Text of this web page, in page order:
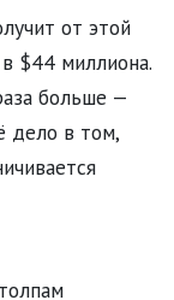
от этой
$44 миллиона.
больше —
дело в том,